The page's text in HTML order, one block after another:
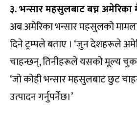
३. भन्सार महसुलबाट बच्न अमेरिका मै
अब अमेरिका भन्सार महसुलको
दिने ट्रम्पले बताए । ‘जुन देशहरूले
चाहन्छन्, तिनीहरूले यसको मूल्य
‘जो कोही भन्सार महसुलबाट छुट
उत्पादन गर्नुपर्नेछ।’